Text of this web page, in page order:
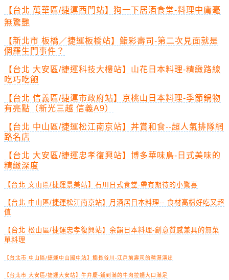
【台北 萬華區/捷運西門站】狗一下居酒食堂-料理中庸毫
無驚艷
【新北市 板橋／捷運板橋站】鮨彩壽司-第二次見面就是
個羅生門事件？
【台北 大安區/捷運科技大樓站】山花日本料理-精緻路線
吃巧吃飽
【台北 信義區/捷運市政府站】京桃山日本料理-季節鍋物
有亮點（新光三越 信義A9）
【台北 中山區/捷運松江南京站】丼賞和食--超人氣排隊網
路名店
【台北 大安區/捷運忠孝復興站】博多華味鳥-日式美味的
精緻深度
【台北 文山區/捷運景美站】石川日式食堂-帶有期待的小驚喜
【台北 中山區/捷運松江南京站】月酒居日本料理-- 食材高檔好吃又超
值
【台北 松山區/捷運忠孝復興站】余韻日本料理-創意質感兼具的無菜
單料理
【台北市 中山區/捷運中山國中站】鮨長谷川-江戶前壽司的精湛演出
【台北市 大安區/捷運大安站】牛弁慶-鋪到滿的牛肉拉麵大口滿足